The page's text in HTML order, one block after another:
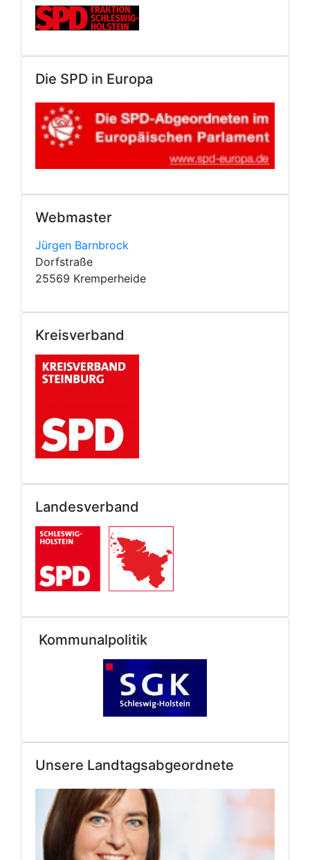
Die SPD in Europa
Webmaster
Jürgen Barnbrock
Dorfstraße
25569 Kremperheide
Kreisverband
Landesverband
Kommunalpolitik
Unsere Landtagsabgeordnete